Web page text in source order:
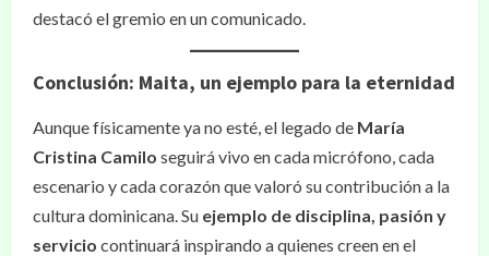
destacó el gremio en un comunicado.
Conclusión: Maita, un ejemplo para la eternidad
Aunque físicamente ya no esté, el legado de María
Cristina Camilo seguirá vivo en cada micrófono, cada
escenario y cada corazón que valoró su contribución a la
cultura dominicana. Su ejemplo de disciplina, pasión y
servicio continuará inspirando a quienes creen en el